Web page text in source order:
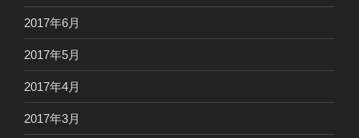
2017年6月
2017年5月
2017年4月
2017年3月